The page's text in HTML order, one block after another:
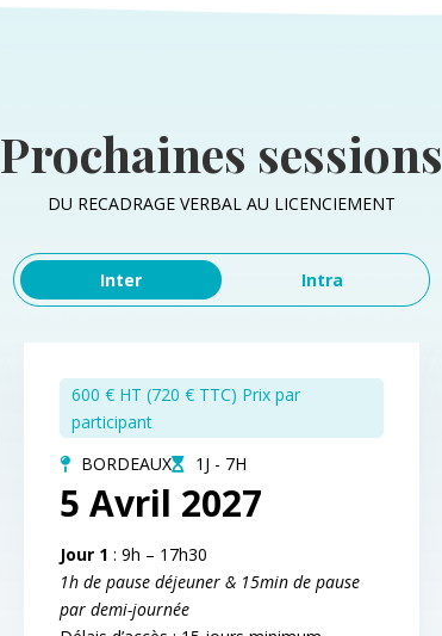
Prochaines sessions
DU RECADRAGE VERBAL AU LICENCIEMENT
Inter Intra
600 € HT (720 € TTC) Prix par
participant
BORDEAUX
1J - 7H
5 Avril 2027
Jour 1 : 9h – 17h30
1h de pause déjeuner & 15min de pause
par demi-journée